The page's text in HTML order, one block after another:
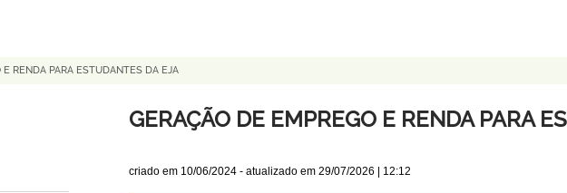
RENDA PARA ESTUDANTES DA EJA
GERAÇÃO DE EMPREGO E RENDA PARA
criado em 10/06/2024- atualizado em 29/07/2026 | 12:12